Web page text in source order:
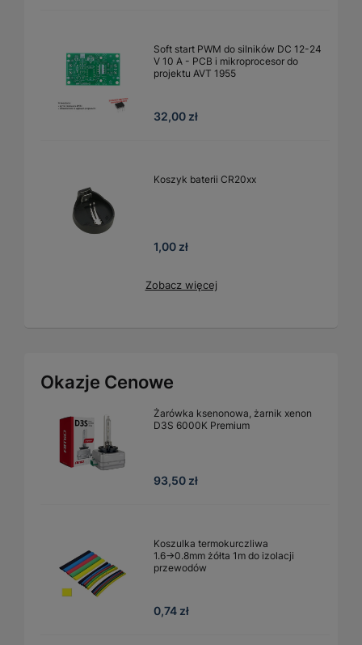
Soft start PWM do silników DC 12-24
V 10 A - PCB i mikroprocesor do
projektu AVT 1955
32,00 zł
Koszyk baterii CR20xx
1,00 zł
Zobacz więcej
Okazje Cenowe
Żarówka ksenonowa, żarnik xenon
D3S 6000K Premium
93,50 zł
Koszulka termokurczliwa
1.6→0.8mm żółta 1m do izolacji
przewodów
0,74 zł